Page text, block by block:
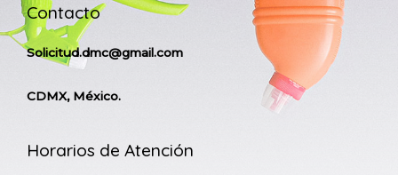
Contacto
Solicitud.dmc@gmail.com
CDMX, México.
Horarios de Atención